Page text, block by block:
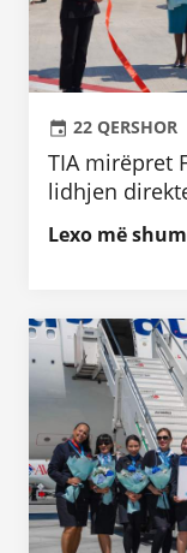
22 QERSHOR
TIA mirëpret
lidhjen
Lexo më